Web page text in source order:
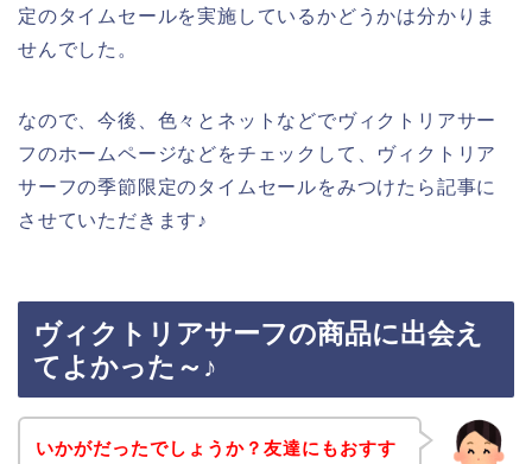
定のタイムセールを実施しているかどうかは分かりま
せんでした。
なので、今後、色々とネットなどでヴィクトリアサー
フのホームページなどをチェックして、ヴィクトリア
サーフの季節限定のタイムセールをみつけたら記事に
させていただきます♪
ヴィクトリアサーフの商品に出会え
てよかった～♪
いかがだったでしょうか？友達にもおすす